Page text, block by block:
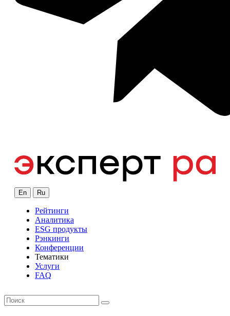
En Ru
Рейтинги
Аналитика
ESG продукты
Рэнкинги
Конференции
Тематики
Услуги
FAQ